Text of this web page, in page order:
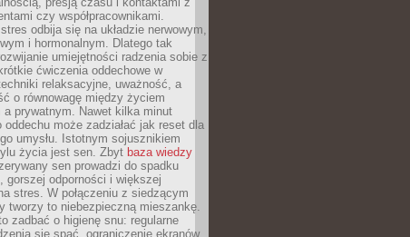
czy współpracownikami.
stres odbija się na układzie nerwowym,
i hormonalnym. Dlatego tak
umiejętności radzenia sobie z
ćwiczenia oddechowe w
relaksacyjne, uważność, a
o równowagę między życiem
a prywatnym. Nawet kilka minut
oddechu może zadziałać jak reset dla
umysłu. Istotnym sojusznikiem
życia jest sen. Zbyt baza wiedzy
sen prowadzi do spadku
gorszej odporności i większej
stres. W połączeniu z siedzącym
tworzy to niebezpieczną mieszankę.
zadbać o higienę snu: regularne
się spać, ograniczenie ekranów